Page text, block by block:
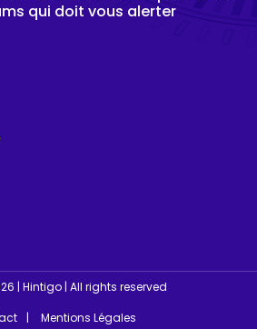
qui doit vous alerter
| Hintigo | All rights reserved
Mentions Légales